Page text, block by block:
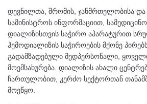
დევნილთა, შრომის, ჯანმრთელობისა
სამინისტროს ინფორმაციით, სამედიცინო
დიალიზისთვის საჭირო აპარატურით
ჰემოდიალიზის საჭიროების მქონე
გადამზადებული მედპერსონალი,
მოემსახურება. დიალიზის ახალი
ჩართულობით, კერძო სექტორთან
მოეწყო.